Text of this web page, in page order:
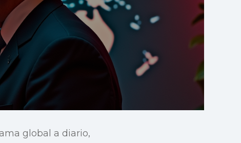
global a diario,